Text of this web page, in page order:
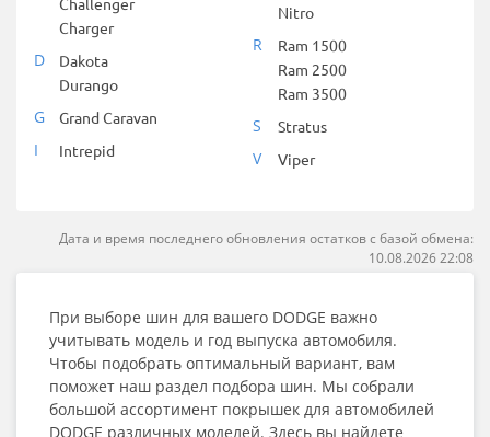
Charger
D
Dakota
Durango
G Grand Caravan
I Intrepid
Nitro
R
Ram 1500
Ram 2500
Ram 3500
S Stratus
V Viper
Дата и время последнего обновления остатков с базой обмена:
10.08.2026 22:08
При выборе шин для вашего DODGE важно
учитывать модель и год выпуска автомобиля.
Чтобы подобрать оптимальный вариант, вам
поможет наш раздел подбора шин. Мы собрали
большой ассортимент покрышек для автомобилей
DODGE различных моделей. Здесь вы найдете